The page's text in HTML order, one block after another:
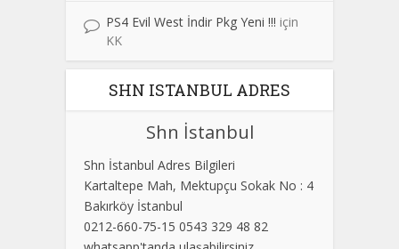
PS4 Evil West İndir Pkg Yeni !!! için
KK
SHN ISTANBUL ADRES
Shn İstanbul
Shn İstanbul Adres Bilgileri
Kartaltepe Mah, Mektupçu Sokak No : 4
Bakırköy İstanbul
0212-660-75-15 0543 329 48 82